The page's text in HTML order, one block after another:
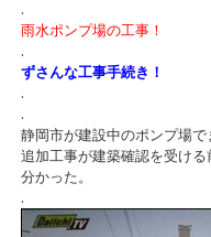
.
雨水ポンプ場の工事！
.
ずさんな工事手続き！
.
.
静岡市が建設中のポンプ場
追加工事が建築確認を受け
分かった。
.